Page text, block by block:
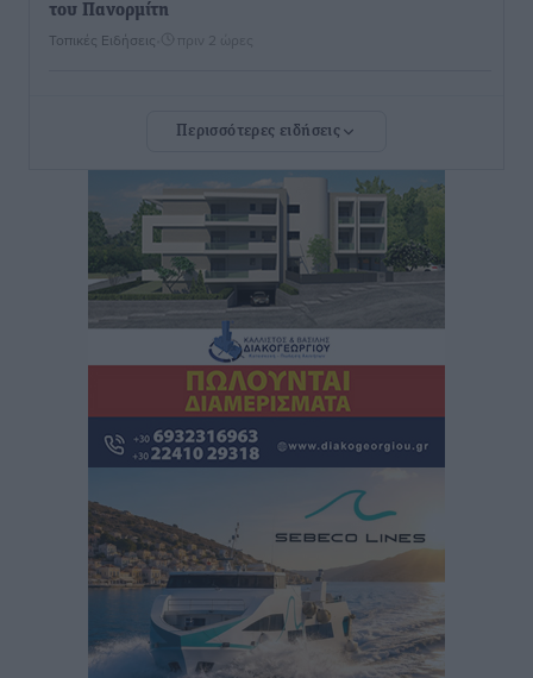
του Πανορμίτη
Τοπικές Ειδήσεις πριν 2 ώρες
Διακοπές στην Κάρπαθο για τον Γιώργο Γεραπετρίτη
Τοπικές Ειδήσεις• πριν 2 ώρες
Ρόδος: Τραυματίστηκε 53χρονος ναυτικός
πριν 2 ώρες
Airbnb: Αυξημένα έσοδα στο β’ τρίμηνο με «όχημα»
το Μουντιάλ
Ειδήσεις• πριν 2 ώρες
Ενίσχυση των υπηρεσιών υγείας στο αεροδρόμιο της
Ρόδου: «Η πολιτική βούληση είναι η ενίσχυση, όχι η
αφαίρεση»
Τοπικές Ειδήσεις• πριν 3 ώρες
Περισσότερες ειδήσεις